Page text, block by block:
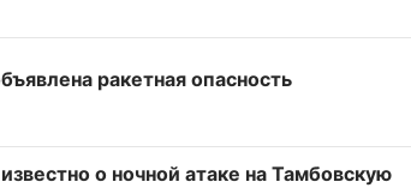
ракетная опасность
о ночной атаке на Тамбовскую